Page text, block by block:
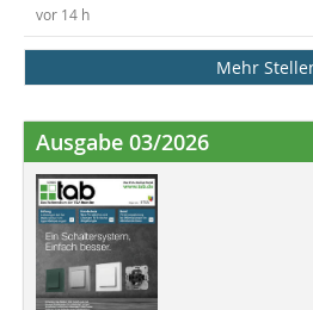
vor 14 h
Mehr
Ausgabe 03/2026